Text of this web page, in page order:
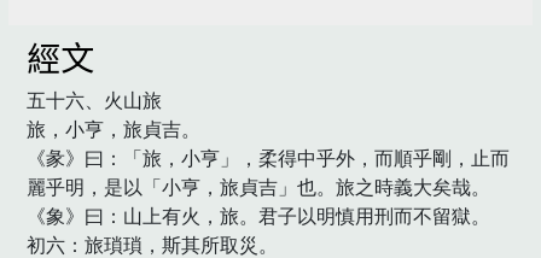
經文
五十六、火山旅
旅，小亨，旅貞吉。
《彖》曰：「旅，小亨」，柔得中乎外，而順乎剛，止而
麗乎明，是以「小亨，旅貞吉」也。旅之時義大矣哉。
《象》曰：山上有火，旅。君子以明慎用刑而不留獄。
初六：旅瑣瑣，斯其所取災。